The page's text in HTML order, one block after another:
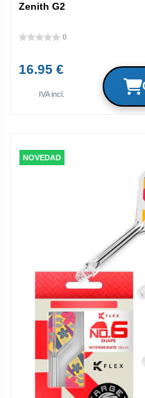
Zenith G2
0
16.95 €
IVA incl.
NOVEDAD